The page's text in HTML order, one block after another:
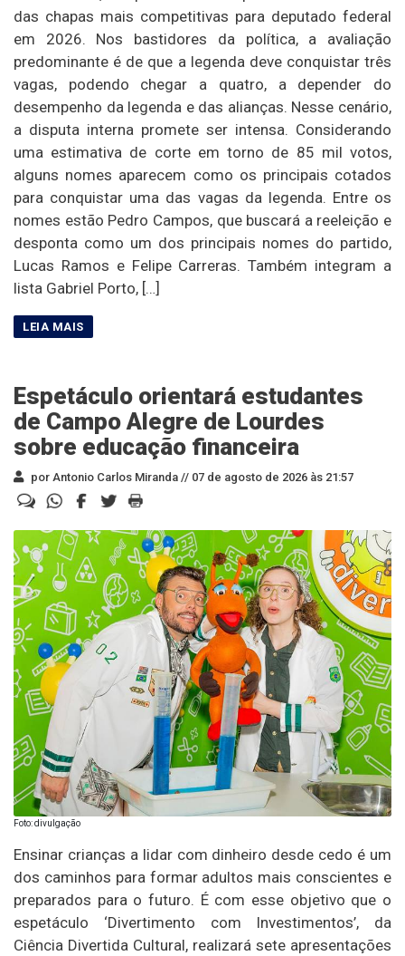
das chapas mais competitivas para deputado federal
em 2026. Nos bastidores da política, a avaliação
predominante é de que a legenda deve conquistar três
vagas, podendo chegar a quatro, a depender do
desempenho da legenda e das alianças. Nesse cenário,
a disputa interna promete ser intensa. Considerando
uma estimativa de corte em torno de 85 mil votos,
alguns nomes aparecem como os principais cotados
para conquistar uma das vagas da legenda. Entre os
nomes estão Pedro Campos, que buscará a reeleição e
desponta como um dos principais nomes do partido,
Lucas Ramos e Felipe Carreras. Também integram a
lista Gabriel Porto, […]
Espetáculo orientará estudantes
de Campo Alegre de Lourdes
sobre educação financeira
por Antonio Carlos Miranda // 07 de agosto de 2026 às 21:57
Foto: divulgação
Ensinar crianças a lidar com dinheiro desde cedo é um
dos caminhos para formar adultos mais conscientes e
preparados para o futuro. É com esse objetivo que o
espetáculo ‘Divertimento com Investimentos’, da
Ciência Divertida Cultural, realizará sete apresentações